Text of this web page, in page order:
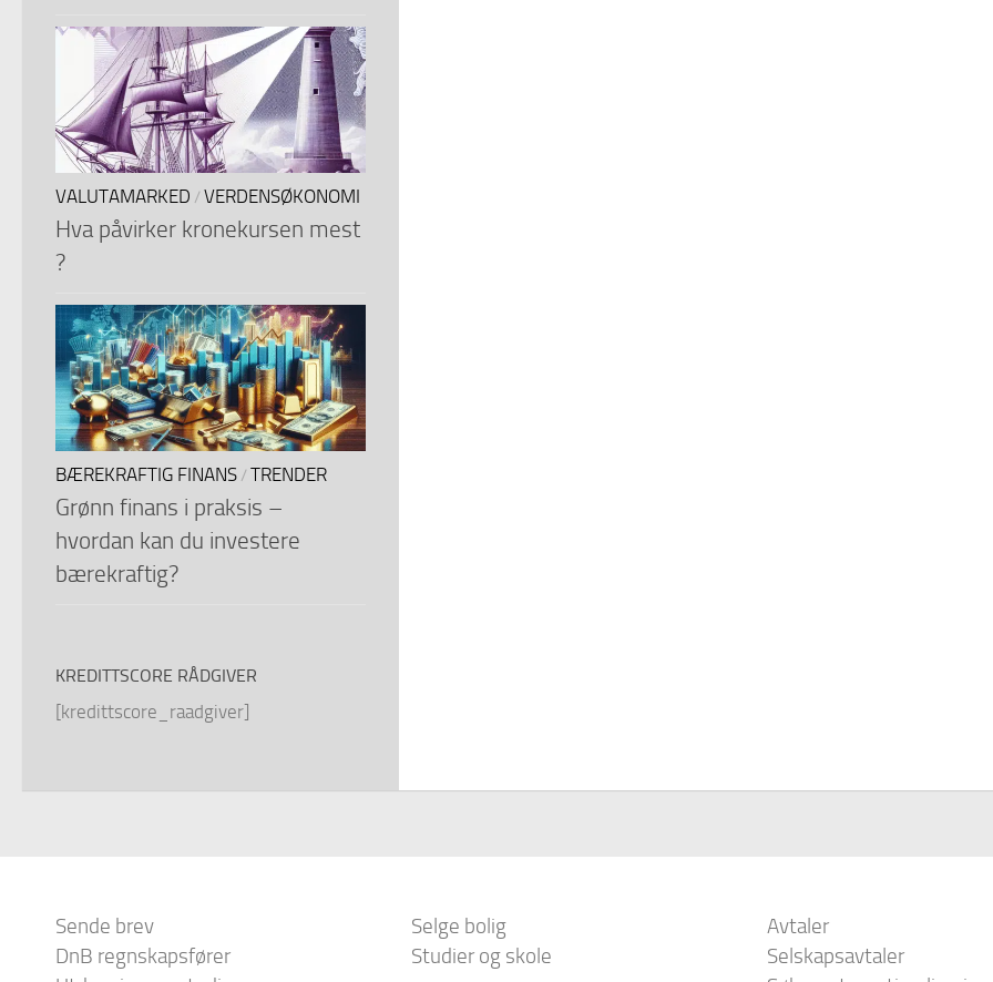
VALUTAMARKED / VERDENSØKONOMI
Hva påvirker kronekursen mest
?
BÆREKRAFTIG FINANS / TRENDER
Grønn finans i praksis –
hvordan kan du investere
bærekraftig?
KREDITTSCORE RÅDGIVER
[kredittscore_raadgiver]
Sende brev
DnB regnskapsfører
Selge bolig
Studier og skole
Avtaler
Selskapsavtaler